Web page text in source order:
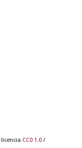
licencia CC0 1.0 /